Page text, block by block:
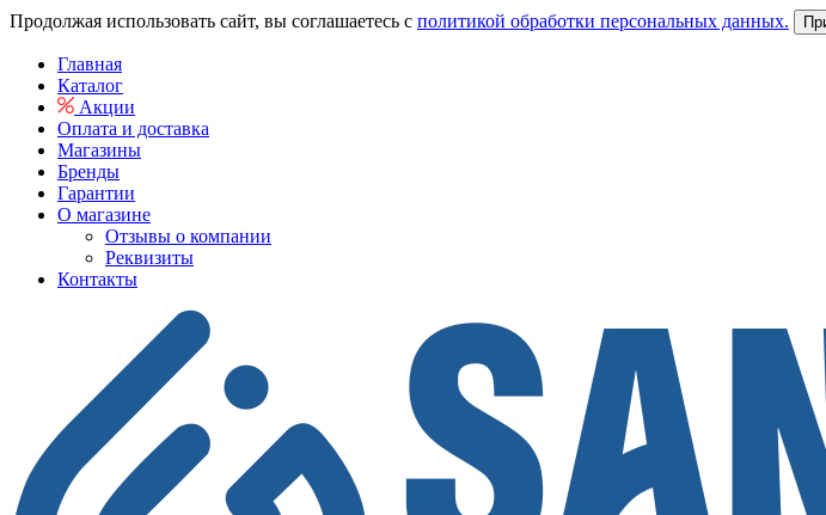
Продолжая использовать сайт, вы соглашаетесь с политикой обработки персональных данных.
Главная
Каталог
Акции
Оплата и доставка
Магазины
Бренды
Гарантии
О магазине
Отзывы о компании
Реквизиты
Контакты